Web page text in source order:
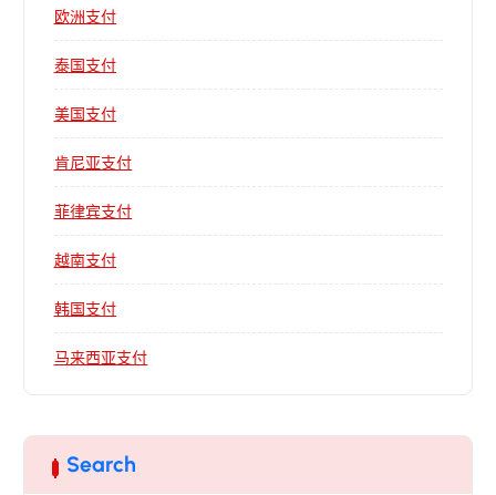
欧洲支付
泰国支付
美国支付
肯尼亚支付
菲律宾支付
越南支付
韩国支付
马来西亚支付
Search